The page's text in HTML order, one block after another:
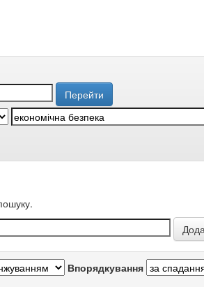
Впорядкування